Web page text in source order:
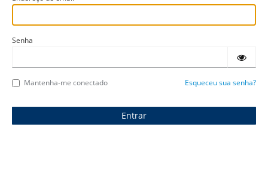
Senha
Mantenha-me conectado Esqueceu sua senha?